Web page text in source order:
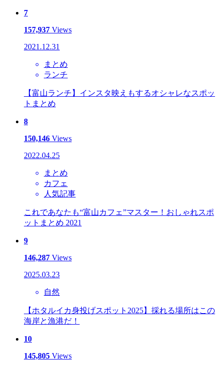
7
157,937 Views
2021.12.31
まとめ
ランチ
【富山ランチ】インスタ映えもするオシャレなスポッ
トまとめ
8
150,146 Views
2022.04.25
まとめ
カフェ
人気記事
これであなたも“富山カフェ”マスター！おしゃれスポ
ットまとめ 2021
9
146,287 Views
2025.03.23
自然
【ホタルイカ身投げスポット2025】採れる場所はこの
海岸と漁港だ！
10
145,805 Views